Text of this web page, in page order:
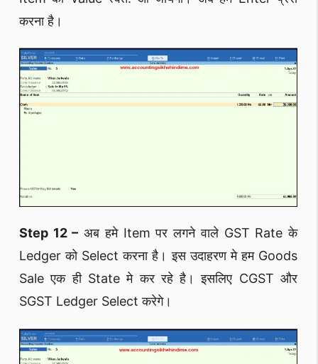
करना है।
Step 12 – अब हमे Item पर लगने वाले GST Rate के
Ledger को Select करना है। इस उदाहरण मे हम Goods
Sale एक ही State मे कर रहे है। इसलिए CGST और
SGST Ledger Select करेगे।